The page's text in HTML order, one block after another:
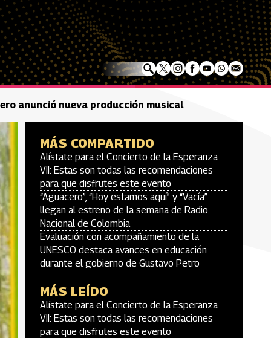
anunció nueva producción musical
MÁS COMPARTIDO
Alístate para el Concierto de la Esperanza
VII: Estas son todas las recomendaciones
para que disfrutes este evento
“Aguacero”, “Hoy estamos aquí” y “Vacía”
llegan al estreno de la semana de Radio
Nacional de Colombia
Evaluación con acompañamiento de la
UNESCO destaca avances en educación
durante el gobierno de Gustavo Petro
MÁS LEÍDO
Alístate para el Concierto de la Esperanza
VII: Estas son todas las recomendaciones
para que disfrutes este evento